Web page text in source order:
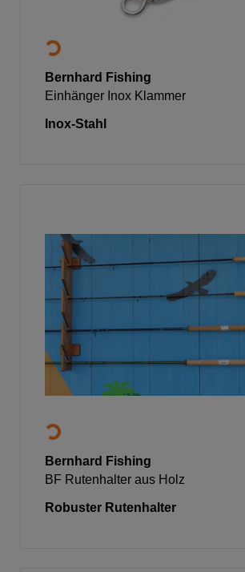
Bernhard Fishing
Einhänger Inox Klammer
Inox-Stahl
Bernhard Fishing
BF Rutenhalter aus Holz
Robuster Rutenhalter